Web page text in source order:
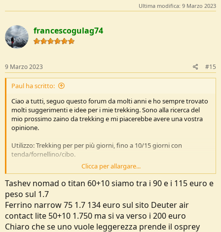
Ultima modifica: 9 Marzo 2023
francescogulag74
9 Marzo 2023 #15
Paul ha scritto:
Ciao a tutti, seguo questo forum da molti anni e ho sempre trovato
molti suggerimenti e idee per i mie trekking. Sono alla ricerca del
mio prossimo zaino da trekking e mi piacerebbe avere una vostra
opinione.
Utilizzo: Trekking per per più giorni, fino a 10/15 giorni con
tenda/fornellino/cibo.
Caratteristiche ricercate: Volume sui 55/60L, punti chiave per me
sono buona resistenza e possibilmente con un sistema del dorso
regolabile e buona traspirabilità dato l'utilizzo più frequente in
estate.
Attività praticata: Principalmente un utilizzo per 3 stagioni escluso
l'inverno. Altitudini varie, dai 1000m a max 3000m.
Clicca per allargare...
Tashev nomad o titan 60+10 siamo tra i 90 e i 115 euro e
peso sul 1.7
Ferrino narrow 75 1.7 134 euro sul sito Deuter air
contact lite 50+10 1.750 ma si va verso i 200 euro
Chiaro che se uno vuole leggerezza prende il osprey